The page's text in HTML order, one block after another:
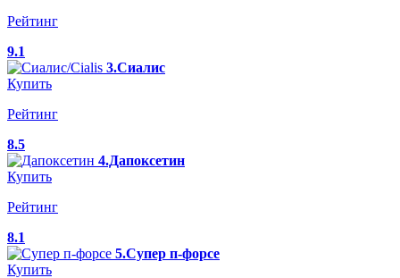
Рейтинг
9.1
3.Сиалис
Купить
Рейтинг
8.5
4.Дапоксетин
Купить
Рейтинг
8.1
5.Супер п-форсе
Купить